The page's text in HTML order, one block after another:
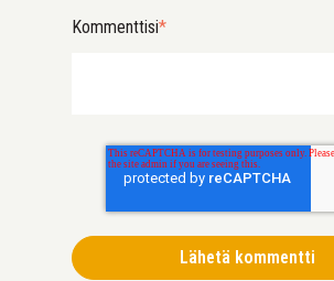
Kommenttisi*